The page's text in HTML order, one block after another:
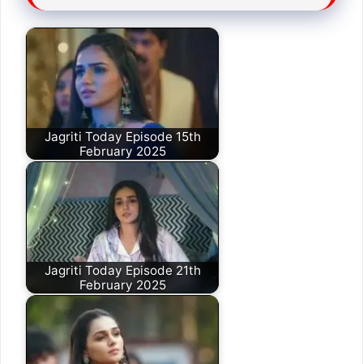
Jagriti Today Episode 15th
February 2025
Jagriti Today Episode 21th
February 2025